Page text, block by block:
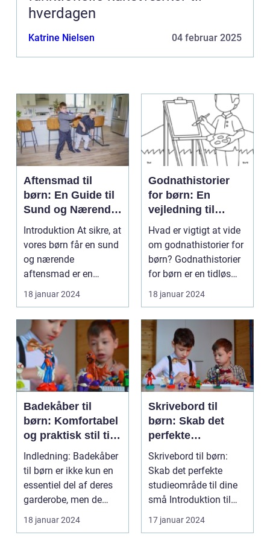
hverdagen
Katrine Nielsen 04 februar 2025
Aftensmad til
børn: En Guide til
Sund og Nærende
Måltider
Introduktion At sikre, at
vores børn får en sund
og nærende
aftensmad er en
prioritet for de fleste ...
18 januar 2024
Godnathistorier
for børn: En
vejledning til
hyggelige og
lærerige
sengetidsoplevels
er
Hvad er vigtigt at vide
om godnathistorier for
børn? Godnathistorier
for børn er en tidløs
traditio...
18 januar 2024
Badekåber til
børn: Komfortabel
og praktisk stil til
de små
Indledning: Badekåber
til børn er ikke kun en
essentiel del af deres
garderobe, men de
tilbyder også...
18 januar 2024
Skrivebord til
børn: Skab det
perfekte
studieområde til
dine små
Skrivebord til børn:
Skab det perfekte
studieområde til dine
små Introduktion til
skrivebord til b...
17 januar 2024